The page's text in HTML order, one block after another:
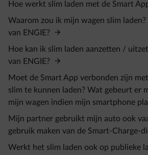
Hoe werkt slim laden met de Smart
Waarom zou ik mijn wagen slim
van ENGIE?
Hoe kan ik slim laden aanzetten /
van ENGIE?
Moet de Smart App verbonden zijn
slim te kunnen laden? Wat gebeurt er
mijn wagen indien mijn smartphone
Mijn partner gebruikt mijn auto ook
gebruik maken van de Smart-Charge-
Werkt het slim laden ook op publieke